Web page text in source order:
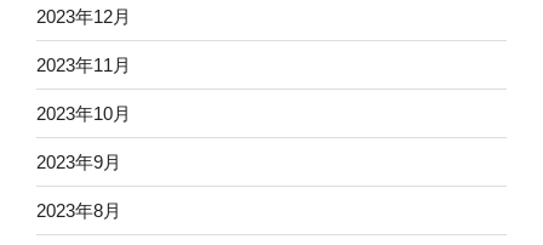
2023年12月
2023年11月
2023年10月
2023年9月
2023年8月